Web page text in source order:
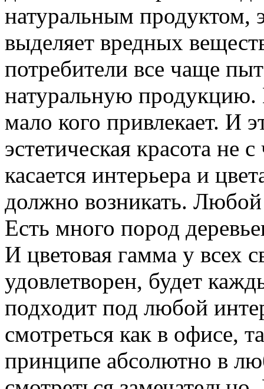
натуральным продуктом,
выделяет вредных
потребители все чаще
натуральную продукцию.
мало кого привлекает. И
эстетическая красота не
касается интерьера и
должно возникать.
Есть много пород
И цветовая гамма у всех
удовлетворен, будет
подходит под любой
смотреться как в офисе,
принципе абсолютно в